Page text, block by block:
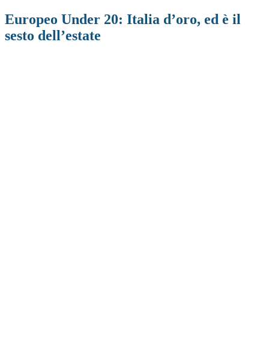
Europeo Under 20: Italia d’oro, ed è il
sesto dell’estate